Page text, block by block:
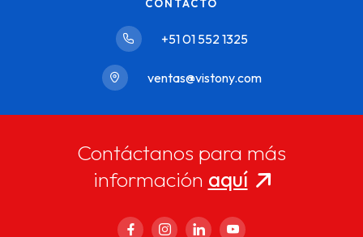
CONTACTO
+51 01 552 1325
ventas@vistony.com
Contáctanos para más
información aquí